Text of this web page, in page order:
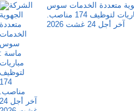
متعددة الخدمات سوس
ماسة : مباريات لتوظيف 174 مناصب.
آخر أجل 24 غشت 2026